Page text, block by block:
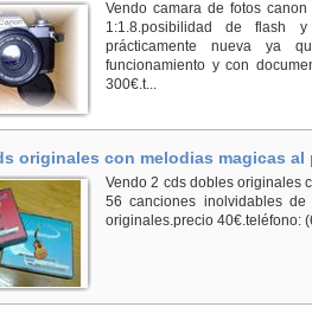
Vendo camara de fotos
1:1.8.posibilidad de flash y
prácticamente nueva ya
funcionamiento y con
300€.t...
originales con melodias magicas
Vendo 2 cds dobles originales
56 canciones inolvidables
originales.precio 40€.teléfono: